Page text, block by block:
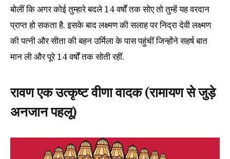
बोलीं कि अगर कोई तुम्हारे बदले 14 वर्षों तक सोए तो तुम्हें यह वरदान
प्राप्त हो सकता है. इसके बाद लक्ष्मण की सलाह पर निद्रा देवी लक्ष्मण
की पत्नी और सीता की बहन उर्मिला के पास पहुंचीं जिन्होंने सहर्ष बात
मान ली और पूरे 14 वर्षों तक सोती रहीं.
रावण एक उत्कृष्ट वीणा वादक (रामायण से जुड़े
अनजान पहलू)